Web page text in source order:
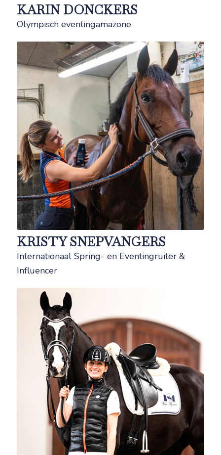
KARIN DONCKERS
Olympisch eventingamazone
KRISTY SNEPVANGERS
Internationaal Spring- en Eventingruiter &
Influencer